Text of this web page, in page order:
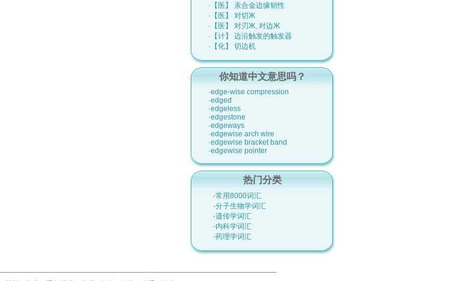
·【医】 汞合金边缘韧性
·【医】 对切Ж
·【医】 对刃Ж, 对边Ж
·【计】 边沿触发的触发器
·【化】 切边机
你知道中文意思吗？
·edge-wise compression
·edged
·edgeless
·edgestone
·edgeways
·edgewise arch wire
·edgewise bracket band
·edgewise pointer
热门分类
·常用8000词汇
·分子生物学词汇
·遗传学词汇
·内科学词汇
·药理学词汇